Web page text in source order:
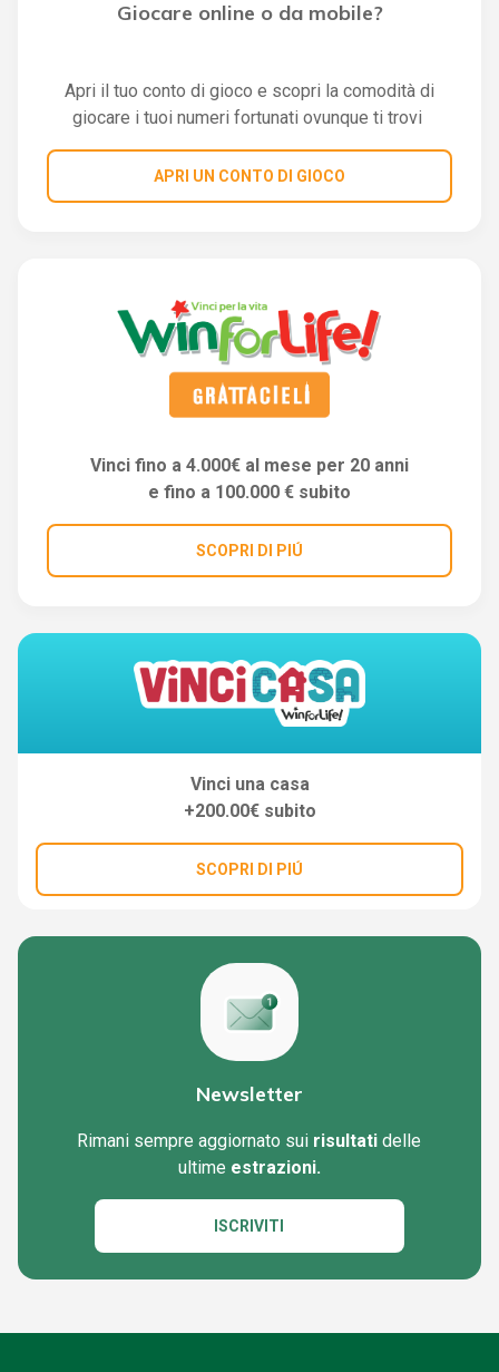
Giocare online o da mobile?
Apri il tuo conto di gioco e scopri la comodità di
giocare i tuoi numeri fortunati ovunque ti trovi
APRI UN CONTO DI GIOCO
Vinci fino a 4.000€ al mese per 20 anni
e fino a 100.000 € subito
SCOPRI DI PIÚ
Vinci una casa
+200.00€ subito
SCOPRI DI PIÚ
Newsletter
Rimani sempre aggiornato sui risultati delle
ultime estrazioni.
ISCRIVITI